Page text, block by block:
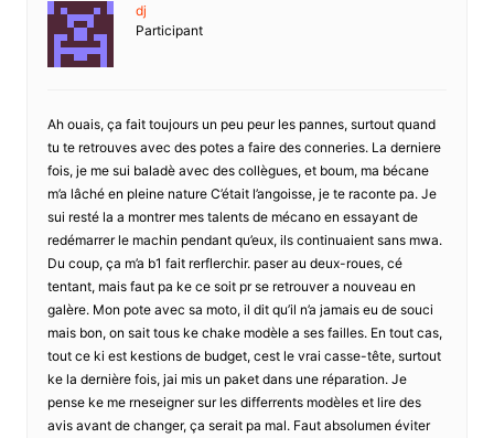
dj
Participant
Ah ouais, ça fait toujours un peu peur les pannes, surtout quand
tu te retrouves avec des potes a faire des conneries. La derniere
fois, je me sui baladè avec des collègues, et boum, ma bécane
m’a lâché en pleine nature C’était l’angoisse, je te raconte pa. Je
sui resté la a montrer mes talents de mécano en essayant de
redémarrer le machin pendant qu’eux, ils continuaient sans mwa.
Du coup, ça m’a b1 fait rerflerchir. paser au deux-roues, cé
tentant, mais faut pa ke ce soit pr se retrouver a nouveau en
galère. Mon pote avec sa moto, il dit qu’il n’a jamais eu de souci
mais bon, on sait tous ke chake modèle a ses failles. En tout cas,
tout ce ki est kestions de budget, cest le vrai casse-tête, surtout
ke la dernière fois, jai mis un paket dans une réparation. Je
pense ke me rneseigner sur les differrents modèles et lire des
avis avant de changer, ça serait pa mal. Faut absolumen éviter